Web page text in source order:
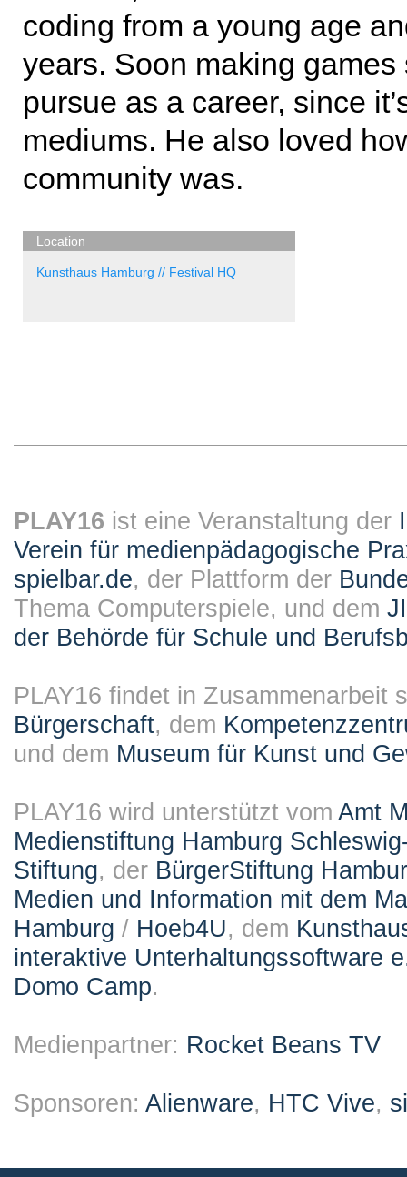
coding from a young age
years. Soon making
pursue as a career, since
mediums. He also loved
community was.
Location
Kunsthaus Hamburg // Festival HQ
PLAY16 ist eine Veranstaltung der
Verein für medienpädagogische
spielbar.de, der Plattform der
Thema Computerspiele, und dem
der Behörde für Schule und
PLAY16 findet in Zusammenarbeit
Bürgerschaft, dem
und dem Museum für Kunst und
PLAY16 wird unterstützt vom Amt
Medienstiftung Hamburg
Stiftung, der BürgerStiftung
Medien und Information mit dem
Hamburg / Hoeb4U, dem
interaktive Unterhaltungssoftware
Domo Camp.
Medienpartner: Rocket Beans TV
Sponsoren: Alienware, HTC Vive,